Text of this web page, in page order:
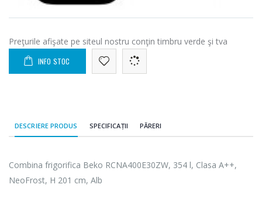
Preţurile afişate pe siteul nostru conţin timbru verde şi tva
INFO STOC
DESCRIERE PRODUS SPECIFICAȚII PĂRERI
Combina frigorifica Beko RCNA400E30ZW, 354 l, Clasa A++,
NeoFrost, H 201 cm, Alb